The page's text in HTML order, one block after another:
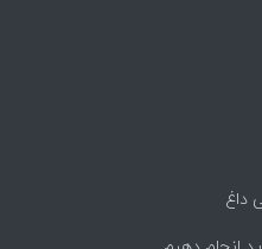
داغ